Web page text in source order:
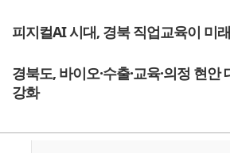
피지컬AI 시대, 경북 직업교육이 미
경북도, 바이오·수출·교육·의정 현안
강화